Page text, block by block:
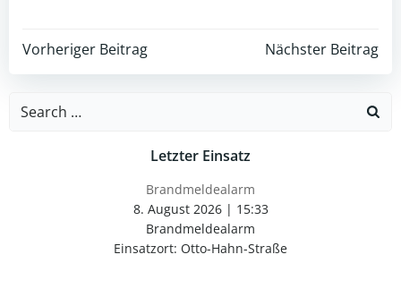
Post
navigation
Vorheriger Beitrag
Post
navigation
Nächster Beitrag
Search
Letzter Einsatz
Brandmeldealarm
8. August 2026| 15:33
Brandmeldealarm
Einsatzort: Otto-Hahn-Straße